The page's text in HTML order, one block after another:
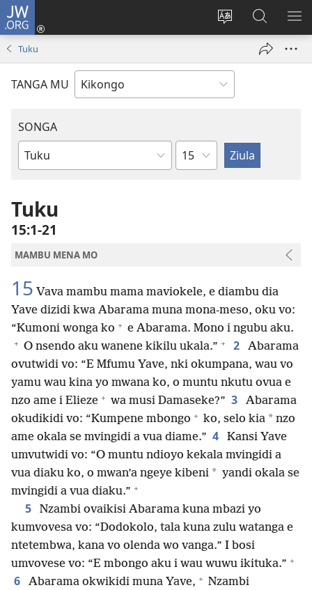
JW.ORG
Soba
nding'a
Kota
(opens
Vavulula
muna
JW.ORG
Tuku
TANGA MU
SONGA
Bible
Kapu
Tuku
15:1-21
MAMBU MENA MO
15 Vava mambu mama maviokele, e diambu dia
Yave dizidi kwa Abarama muna mona-meso, oku vo:
“Kumoni wonga ko + e Abarama. Mono i ngubu aku.
+ O nsendo aku wanene kikilu ukala.” + 2
Abarama
ovutwidi vo: “E Mfumu Yave, nki okumpana, wau vo
yamu wau kina yo mwana ko, o muntu nkutu ovua e
nzo ame i Elieze + wa musi Damaseke?” 3
Abarama
okudikidi vo: “Kumpene mbongo + ko, selo kia * nzo
ame okala se mvingidi a vua diame.” 4
Kansi Yave
umvutwidi vo: “O muntu ndioyo kekala mvingidi a
vua diaku ko, o mwan’a ngeye kibeni * yandi okala se
mvingidi a vua diaku.” +
5
Nzambi ovaikisi Abarama kuna mbazi yo
kumvovesa vo: “Dodokolo, tala kuna zulu watanga e
ntetembwa, kana vo olenda wo vanga.” I bosi
umvovese vo: “E mbongo aku i wau wuwu ikituka.” +
6 Abarama okwikidi muna Yave, + Nzambi